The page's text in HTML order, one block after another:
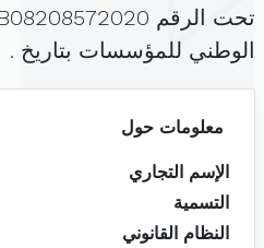
الوطني للمؤسسات بتاريخ .
معلومات حول
الإسم التجاري
التسمية
النظام القانوني